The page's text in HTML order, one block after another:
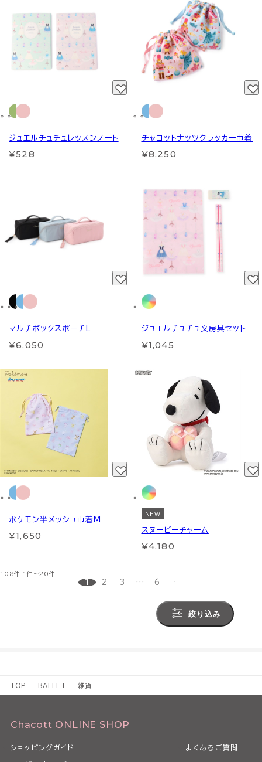
ジュエルチュチュレッスンノート
¥528
チャコットナッツクラッカー巾着
¥8,250
マルチボックスポーチL
¥6,050
ジュエルチュチュ文房具セット
¥1,045
ポケモン半メッシュ巾着M
¥1,650
NEW
スヌーピーチャーム
¥4,180
108件 1件～20件
1 2 3 … 6
絞り込み
TOP BALLET 雑貨
Chacott ONLINE SHOP
ショッピングガイド よくあるご質問